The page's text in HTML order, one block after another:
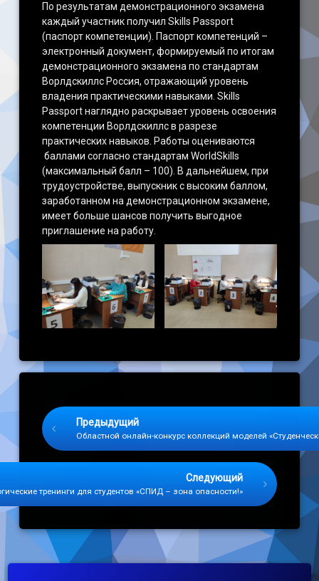
По результатам демонстрационного экзамена
каждый участник получил Skills Passport
(паспорт компетенции). Паспорт компетенций –
электронный документ, формируемый по итогам
демонстрационного экзамена по стандартам
Ворлдскиллс Россия, отражающий уровень
владения практическими навыками. Skills
Passport наглядно раскрывает уровень освоения
компетенции Ворлдскиллс в разрезе
практических навыков. Работы оцениваются
баллами согласно стандартам WorldSkills
(максимальный балл – 100). В дальнейшем, при
трудоустройстве, выпускник с высоким баллом,
заработанном на демонстрационном экзамене,
имеет больше шансов получить выгодное
приглашение на работу.
Предыдущий
Областной онлайн-конкурс коллекций моделей
Следующий
тренинги для студентов «СПИД – зона опасности!»